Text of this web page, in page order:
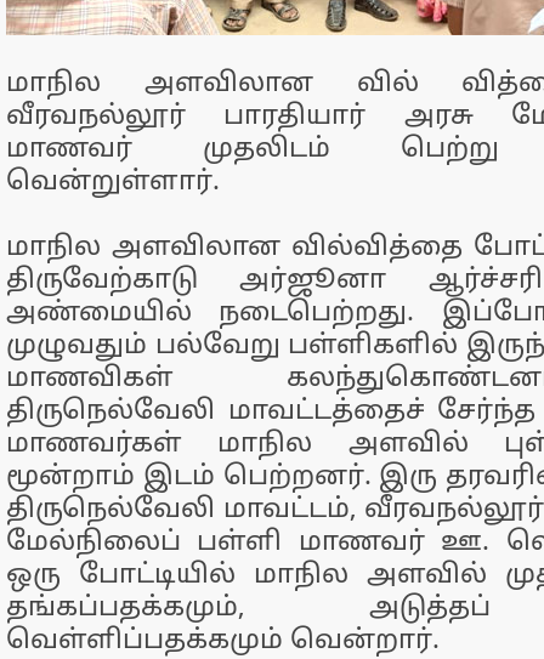
மாநில அளவிலான வில்
வீரவநல்லூர் பாரதியார் அரசு
மாணவர் முதலிடம் பெற்று
வென்றுள்ளார்.
மாநில அளவிலான வில்வித்தை
திருவேற்காடு அர்ஜூனா
அண்மையில் நடைபெற்றது.
முழுவதும் பல்வேறு பள்ளிகளில்
மாணவிகள்
திருநெல்வேலி மாவட்டத்தைச்
மாணவர்கள் மாநில அளவில்
மூன்றாம் இடம் பெற்றனர். இரு
திருநெல்வேலி மாவட்டம், வீரவநல்லூர்
மேல்நிலைப் பள்ளி மாணவர் ஊ.
ஒரு போட்டியில் மாநில அளவில்
தங்கப்பதக்கமும், அடுத்தப்
வெள்ளிப்பதக்கமும் வென்றார்.